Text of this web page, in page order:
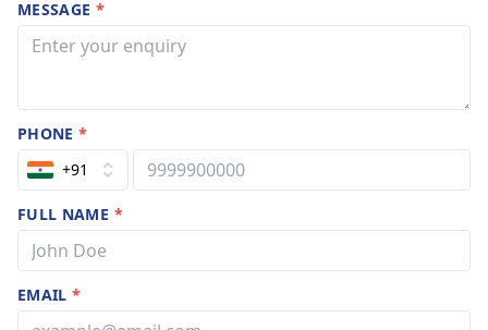
MESSAGE *
PHONE*
+91
FULL NAME *
EMAIL*